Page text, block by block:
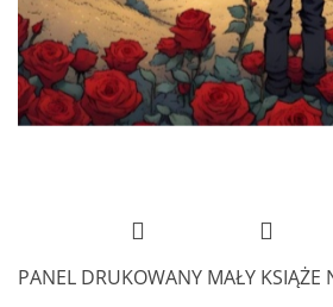
PANEL DRUKOWANY MAŁY KSIĄŻE